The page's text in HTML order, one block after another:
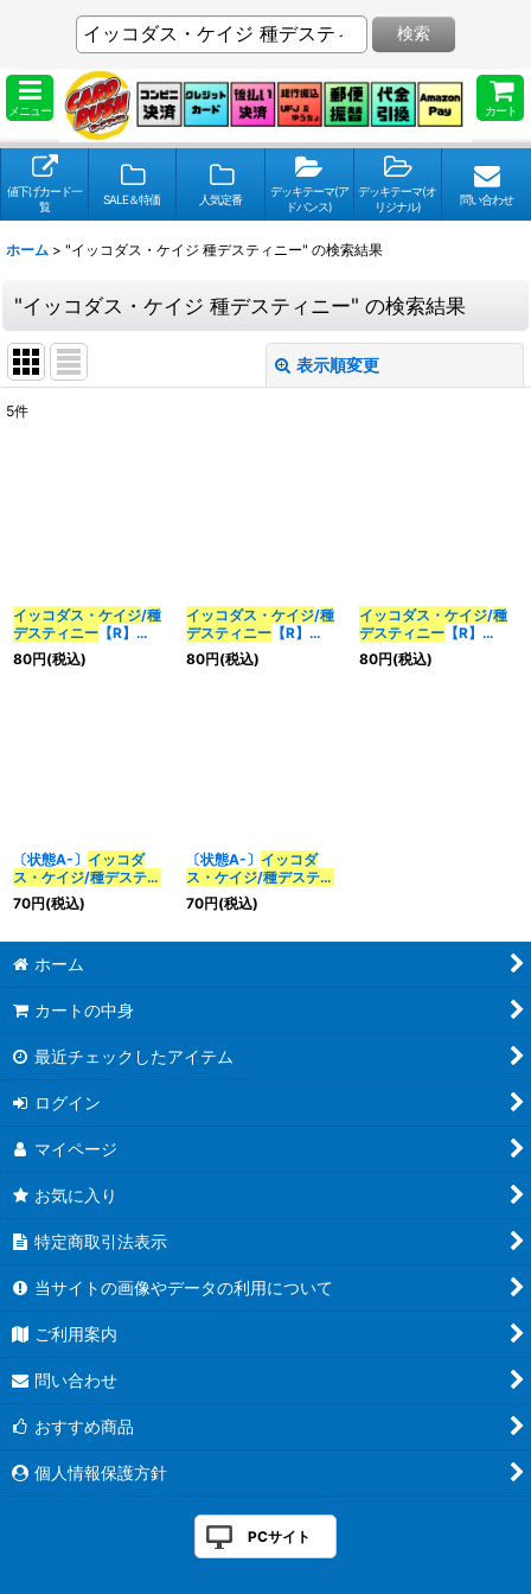
メニュー カート
検索
値下げカード一
覧
SALE＆特価 人気定番
デッキテーマ(ア
ドバンス)
デッキテーマ(オ
リジナル)
問い合わせ
ホーム > "イッコダス・ケイジ 種デスティニー" の検索結果
"イッコダス・ケイジ 種デスティニー" の検索結果
表示順変更
検索キーワードをお願い致します
カテゴリ:
5件
イッコダス・ケイジ/種
デスティニー 【R】
{SD0810/20}《多》
80円(税込)
イッコダス・ケイジ/種
デスティニー【R】
{EX0536/87}《多》
80円(税込)
イッコダス・ケイジ/種
デスティニー【R】
{RP0926/102}《多》
80円(税込)
〔状態A-〕 イッコダ
ス・ケイジ/種デスティ
ニー【R】{SD0810/20}
《多》
70円(税込)
〔状態A-〕 イッコダ
ス・ケイジ/種デスティ
ニー【R】
{RP0926/102}《多》
70円(税込)
ホーム
カートの中身
最近チェックしたアイテム
ログイン
マイページ
お気に入り
特定商取引法表示
当サイトの画像やデータの利用について
ご利用案内
問い合わせ
おすすめ商品
個人情報保護方針
PCサイト